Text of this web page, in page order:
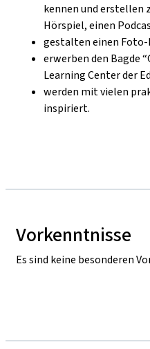
kennen und erstellen
Hörspiel, einen
gestalten einen Foto-
erwerben den Bagde
Learning Center der
werden mit vielen
inspiriert.
Vorkenntnisse
Es sind keine besonderen